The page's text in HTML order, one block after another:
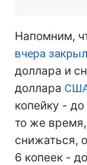
Напомним,
вчера
доллара и
доллара
копейку -
то же
снижаться,
6 копеек -